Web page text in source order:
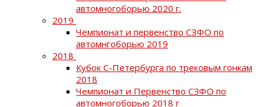
автомногоборью 2020 г.
2019
Чемпионат и первенство СЗФО по
автомнгоборью 2019
2018
Кубок С-Петербурга по трековым гонкам
2018
Чемпионат и Первенство СЗФО по
автомногоборью 2018 г